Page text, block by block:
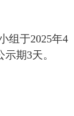
组于2025年4
示期3天。